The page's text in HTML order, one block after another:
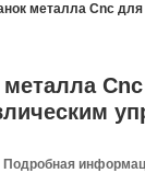
металла Cnc
Подробная